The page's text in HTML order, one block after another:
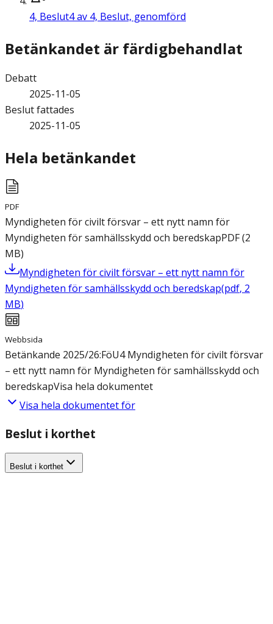
4, Beslut4 av 4, Beslut, genomförd
Betänkandet är färdigbehandlat
Debatt
2025-11-05
Beslut fattades
2025-11-05
Hela betänkandet
PDF
Myndigheten för civilt försvar – ett nytt namn för
Myndigheten för samhällsskydd och beredskapPDF(2
MB)
Myndigheten för civilt försvar – ett nytt namn för
Myndigheten för samhällsskydd och beredskap(pdf, 2
MB)
Webbsida
Betänkande 2025/26:FöU4 Myndigheten för civilt försvar
– ett nytt namn för Myndigheten för samhällsskydd och
beredskapVisa hela dokumentet
Visa hela dokumentet för
Beslut i korthet
Beslut i korthet